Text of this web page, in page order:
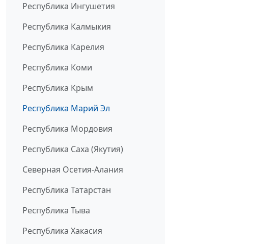
Республика Ингушетия
Республика Калмыкия
Республика Карелия
Республика Коми
Республика Крым
Республика Марий Эл
Республика Мордовия
Республика Саха (Якутия)
Северная Осетия-Алания
Республика Татарстан
Республика Тыва
Республика Хакасия